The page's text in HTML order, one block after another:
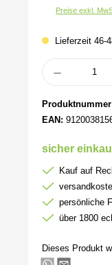
Preise exkl.
Lieferzeit 46-
Produkt Anzahl: Gib
EAN:
sicher
Kauf auf
persönliche
über 1800
Dieses Produkt